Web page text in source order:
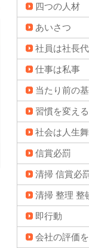
四つの人材
あいさつ
社員は社長
仕事は私事
当たり前の
習慣を変える
社会は人生
信賞必罰
清掃 信賞必
清掃 整理 整
即行動
会社の評価を